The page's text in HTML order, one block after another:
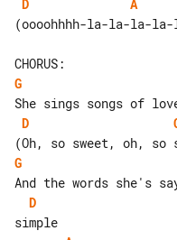
D
A
(oooohhhh-la-la-la-
G
D
G
D